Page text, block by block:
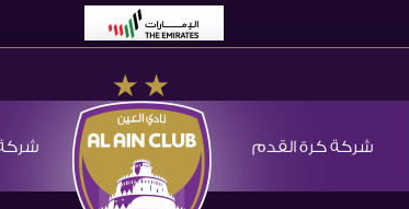
شركة كرة القدم شركة